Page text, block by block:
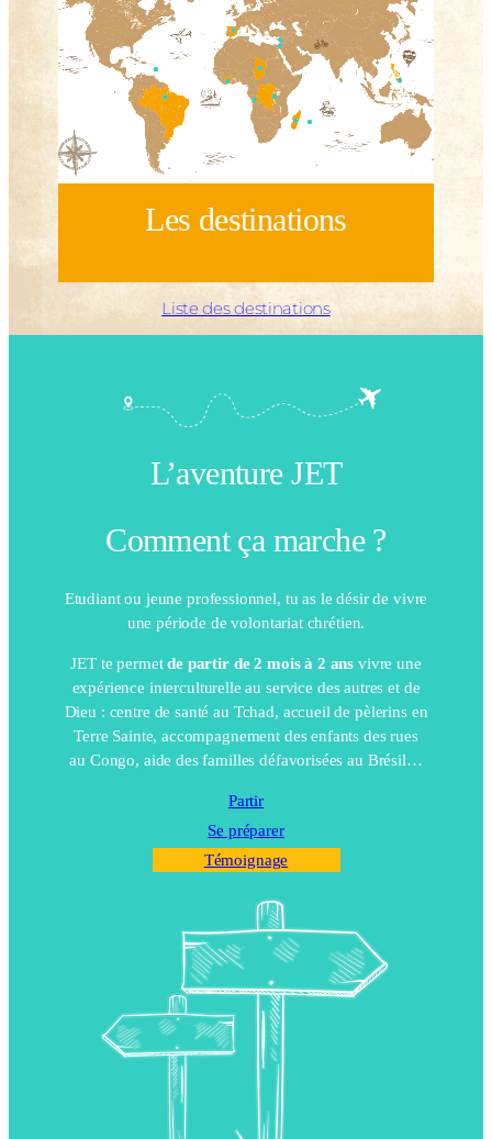
Les destinations
Liste des destinations
L’aventure JET
Comment ça marche ?
Etudiant ou jeune professionnel, tu as le désir de vivre
une période de volontariat chrétien.
JET te permetde partir de 2 mois à 2 ans vivre une
expérience interculturelle au service des autres et de
Dieu : centre de santé au Tchad, accueil de pèlerins en
Terre Sainte, accompagnement des enfants des rues
au Congo, aide des familles défavorisées au Brésil…
Partir
Se préparer
Témoignage